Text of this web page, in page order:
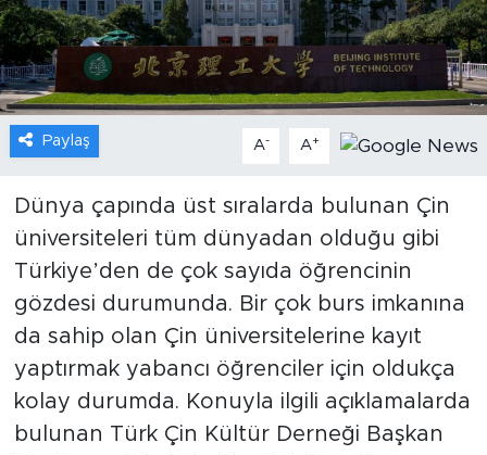
Paylaş A- A+
Dünya çapında üst sıralarda bulunan Çin
üniversiteleri tüm dünyadan olduğu gibi
Türkiye’den de çok sayıda öğrencinin
gözdesi durumunda. Bir çok burs imkanına
da sahip olan Çin üniversitelerine kayıt
yaptırmak yabancı öğrenciler için oldukça
kolay durumda. Konuyla ilgili açıklamalarda
bulunan Türk Çin Kültür Derneği Başkan
Sağlık
Foto Haber
Xinhua
Xinhua Türkiye
Seyahat